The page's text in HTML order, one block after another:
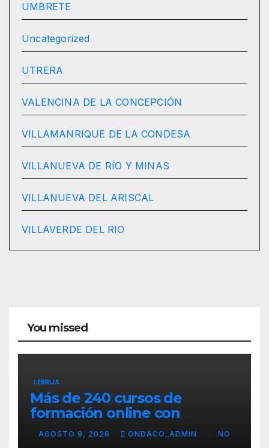
UMBRETE
Uncategorized
UTRERA
VALENCINA DE LA CONCEPCIÓN
VILLAMANRIQUE DE LA CONDESA
VILLANUEVA DE RÍO Y MINAS
VILLANUEVA DEL ARISCAL
VILLAVERDE DEL RIO
You missed
LEBRIJA
Más de 240 cursos de
formación online con
certificación oficial,
disponibles desde
AGOSTO 9, 2026 ONDACO_ADMIN NO